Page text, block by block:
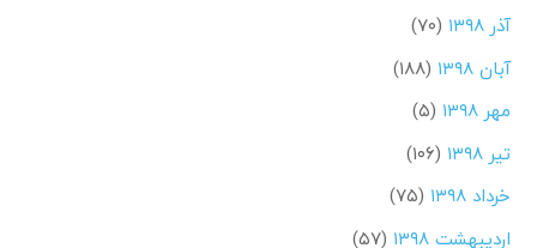
آذر ۱۳۹۸
(۷۰)
آبان ۱۳۹۸
(۱۸۸)
مهر ۱۳۹۸
(۵)
تیر ۱۳۹۸
(۱۰۶)
خرداد ۱۳۹۸
(۷۵)
اردیبهشت ۱۳۹۸
(۵۷)